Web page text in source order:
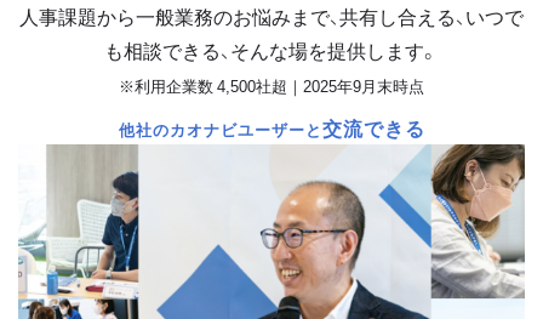
人事課題から一般業務のお悩みまで、共有し合える、いつで
も相談できる、そんな場を提供します。
※利用企業数 4,500社超｜2025年9月末時点
他社のカオナビユーザーと交流できる